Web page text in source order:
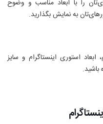
را با ابعاد مناسب و وضوح
به نمایش بگذارید.
استوری اینستاگرام و سایز
باشید.